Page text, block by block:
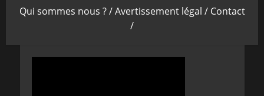
Qui sommes nous ? /Avertissement légal / Contact
/